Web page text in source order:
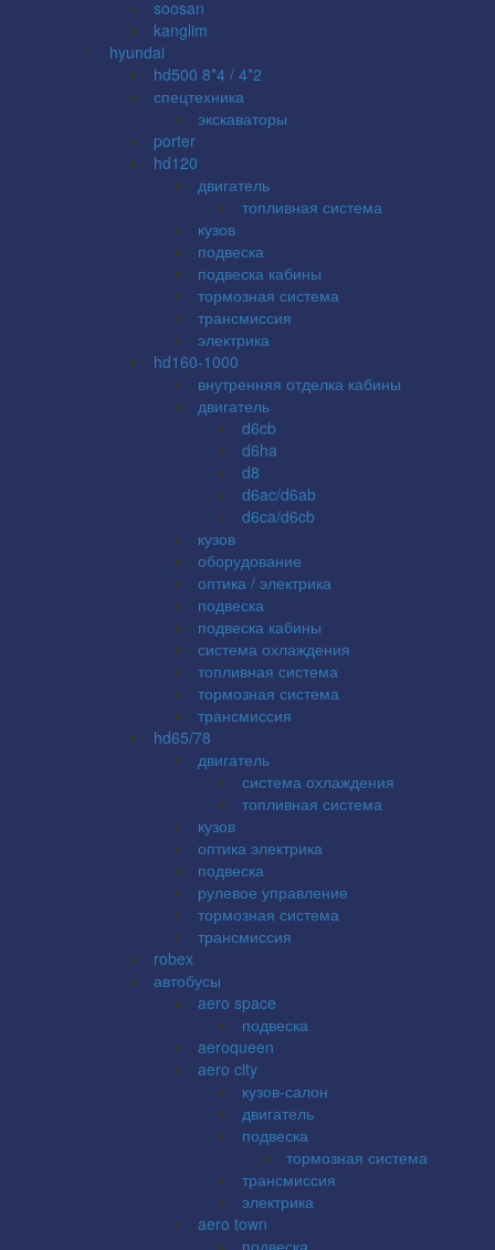
soosan
kanglim
hyundai
hd500 8*4 / 4*2
спецтехника
экскаваторы
porter
hd120
двигатель
топливная система
кузов
подвеска
подвеска кабины
тормозная система
трансмиссия
электрика
hd160-1000
внутренняя отделка кабины
двигатель
d6cb
d6ha
d8
d6ac/d6ab
d6ca/d6cb
кузов
оборудование
оптика / электрика
подвеска
подвеска кабины
система охлаждения
топливная система
тормозная система
трансмиссия
hd65/78
двигатель
система охлаждения
топливная система
кузов
оптика электрика
подвеска
рулевое управление
тормозная система
трансмиссия
robex
автобусы
aero space
подвеска
aeroqueen
aero city
кузов-салон
двигатель
подвеска
тормозная система
трансмиссия
электрика
aero town
подвеска